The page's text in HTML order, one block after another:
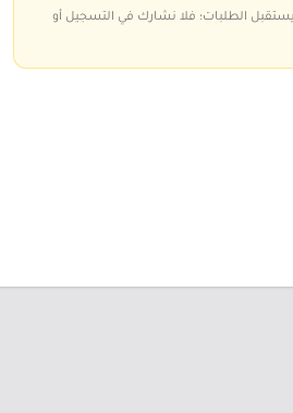
الطلبات؛ فلا نشارك في التسجيل أو